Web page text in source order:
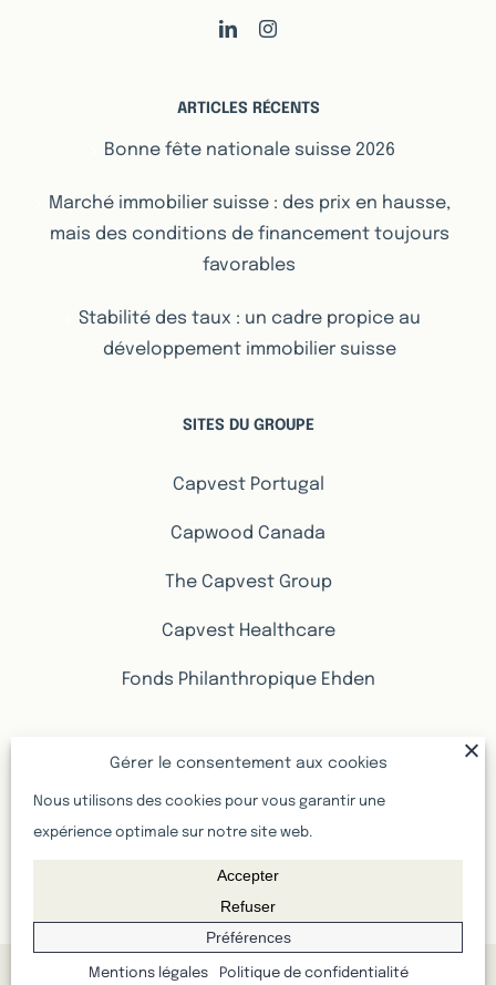
ARTICLES RÉCENTS
Bonne fête nationale suisse 2026
Marché immobilier suisse : des prix en hausse,
mais des conditions de financement toujours
favorables
Stabilité des taux : un cadre propice au
développement immobilier suisse
SITES DU GROUPE
Capvest Portugal
Capwood Canada
The Capvest Group
Capvest Healthcare
Fonds Philanthropique Ehden
PROMOTIONS IMMOBILIÈRES
Promotions immobilières Genève
Promotions immobilières Vaud
Capvest Advisors SA | Les différents contenus proposés sur ce
site (textes, photos, rendus 3D, plans, etc.) ont une valeur
Gérer le consentement aux cookies
Nous utilisons des cookies pour vous garantir une
expérience optimale sur notre site web.
Accepter
Refuser
Préférences
Mentions légales Politique de confidentialité